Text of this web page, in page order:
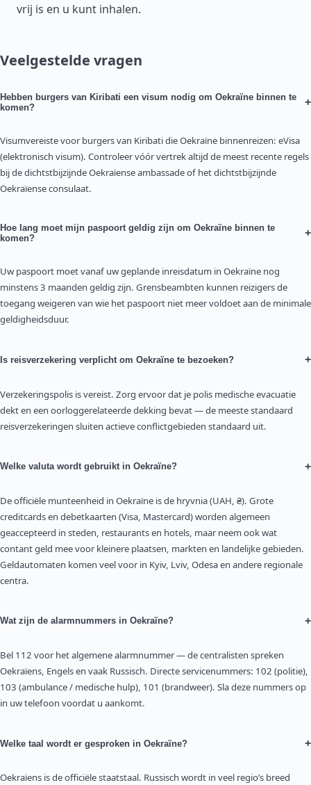
vrij is en u kunt inhalen.
Veelgestelde vragen
Hebben burgers van Kiribati een visum nodig om Oekraïne binnen te
komen?
+
Visumvereiste voor burgers van Kiribati die Oekraïne binnenreizen: eVisa
(elektronisch visum). Controleer vóór vertrek altijd de meest recente regels
bij de dichtstbijzijnde Oekraïense ambassade of het dichtstbijzijnde
Oekraïense consulaat.
Hoe lang moet mijn paspoort geldig zijn om Oekraïne binnen te
komen?
+
Uw paspoort moet vanaf uw geplande inreisdatum in Oekraïne nog
minstens 3 maanden geldig zijn. Grensbeambten kunnen reizigers de
toegang weigeren van wie het paspoort niet meer voldoet aan de minimale
geldigheidsduur.
Is reisverzekering verplicht om Oekraïne te bezoeken? +
Verzekeringspolis is vereist. Zorg ervoor dat je polis medische evacuatie
dekt en een oorloggerelateerde dekking bevat — de meeste standaard
reisverzekeringen sluiten actieve conflictgebieden standaard uit.
Welke valuta wordt gebruikt in Oekraïne? +
De officiële munteenheid in Oekraïne is de hryvnia (UAH, ₴). Grote
creditcards en debetkaarten (Visa, Mastercard) worden algemeen
geaccepteerd in steden, restaurants en hotels, maar neem ook wat
contant geld mee voor kleinere plaatsen, markten en landelijke gebieden.
Geldautomaten komen veel voor in Kyiv, Lviv, Odesa en andere regionale
centra.
Wat zijn de alarmnummers in Oekraïne? +
Bel 112 voor het algemene alarmnummer — de centralisten spreken
Oekraïens, Engels en vaak Russisch. Directe servicenummers: 102 (politie),
103 (ambulance / medische hulp), 101 (brandweer). Sla deze nummers op
in uw telefoon voordat u aankomt.
Welke taal wordt er gesproken in Oekraïne? +
Oekraïens is de officiële staatstaal. Russisch wordt in veel regio’s breed